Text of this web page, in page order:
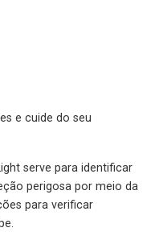
e cuide do seu
serve para identificar
perigosa por meio da
para verificar